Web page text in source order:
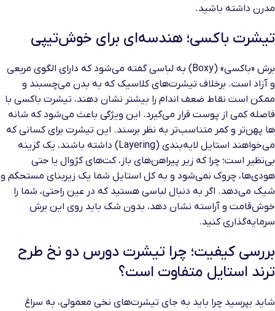
مدرن داشته باشید.
تیشرت باکسی؛ هندسه‌ای برای خوش‌تیپی
برش «باکسی» (Boxy) به لباسی گفته می‌شود که دارای الگوی مربعی
و آزاد است. برخلاف تیشرت‌های کلاسیک که به بدن می‌چسبند و
ممکن است نقاط ضعف اندام را بیشتر نشان دهند، تیشرت باکسی با
فاصله کمی از پوست قرار می‌گیرد. این ویژگی باعث می‌شود که شانه
ها پهن‌تر و کمر متناسب‌تر به نظر برسند. این تیشرت برای کسانی که
می‌خواهند استایل لایه‌بندی (Layering) داشته باشند، یک گزینه
بی‌نظیر است؛ چرا که زیر پیراهن‌های باز، کت‌های کژوال یا حتی
هودی‌ها، چروک نمی‌شود و به کل استایل شما یک زیربنای مستحکم و
شیک می‌دهد. اگر به دنبال لباسی هستید که در عین راحتی، شما را
خوش‌قامت و آراسته نشان دهد، بدون شک باید روی این برش
سرمایه‌گذاری کنید.
بررسی کیفیت؛ چرا تیشرت دورس دو نخ طرح
ترند استایل متفاوت است؟
شاید بپرسید چرا باید به جای تیشرت‌های نخی معمولی، به سراغ